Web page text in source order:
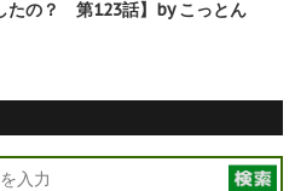
たの？ 第123話】by こっとん